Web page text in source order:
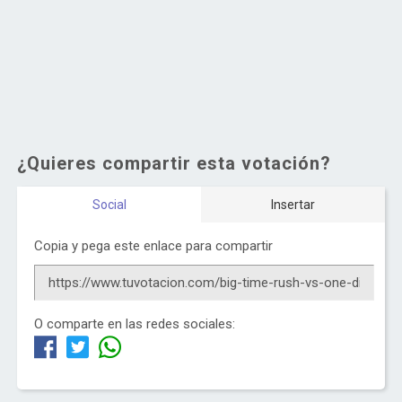
¿Quieres compartir esta votación?
Social Insertar
Copia y pega este enlace para compartir
O comparte en las redes sociales: